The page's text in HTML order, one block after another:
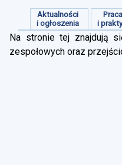
Aktualności
i ogłoszenia
Praca
i
Na stronie tej znajdują
zespołowych oraz